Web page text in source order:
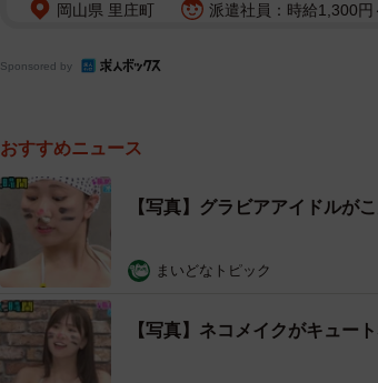
岡山県 里庄町 派遣社員：時給1,300円
Sponsored by
おすすめニュース
【写真】グラビアアイドルが
まいどなトピック
【写真】ネコメイクがキュー